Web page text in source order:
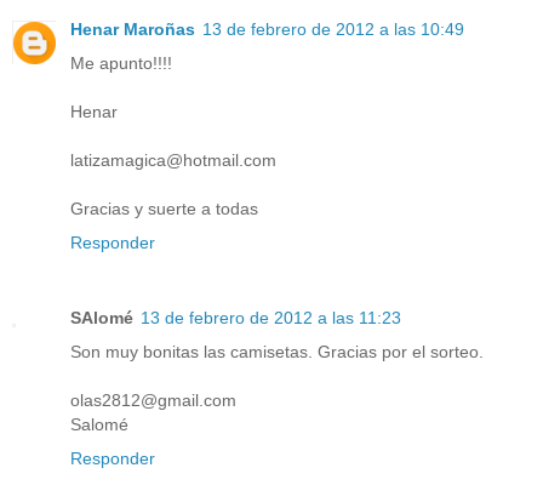
Henar Maroñas 13 de febrero de 2012 a las 10:49
Me apunto!!!!
Henar
latizamagica@hotmail.com
Gracias y suerte a todas
Responder
SAlomé 13 de febrero de 2012 a las 11:23
Son muy bonitas las camisetas. Gracias por el sorteo.
olas2812@gmail.com
Salomé
Responder